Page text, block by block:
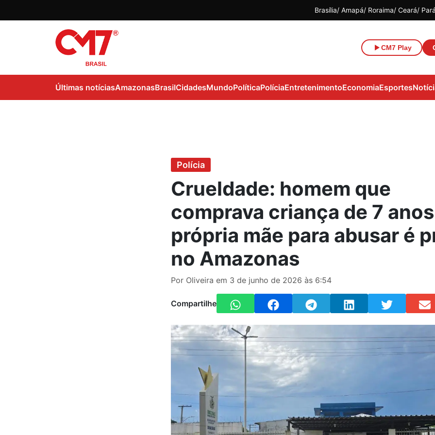
Brasília Amapá Roraima Ceará
CM7 Play
Últimas notíciasAmazonasBrasilCidadesMundoPolíticaPolíciaEntretenimentoEconomiaEsportes
Polícia
Crueldade: homem que
comprava criança de 7
própria mãe para abusar é
no Amazonas
Por Oliveira em 3 de junho de 2026 às 6:54
Compartilhe